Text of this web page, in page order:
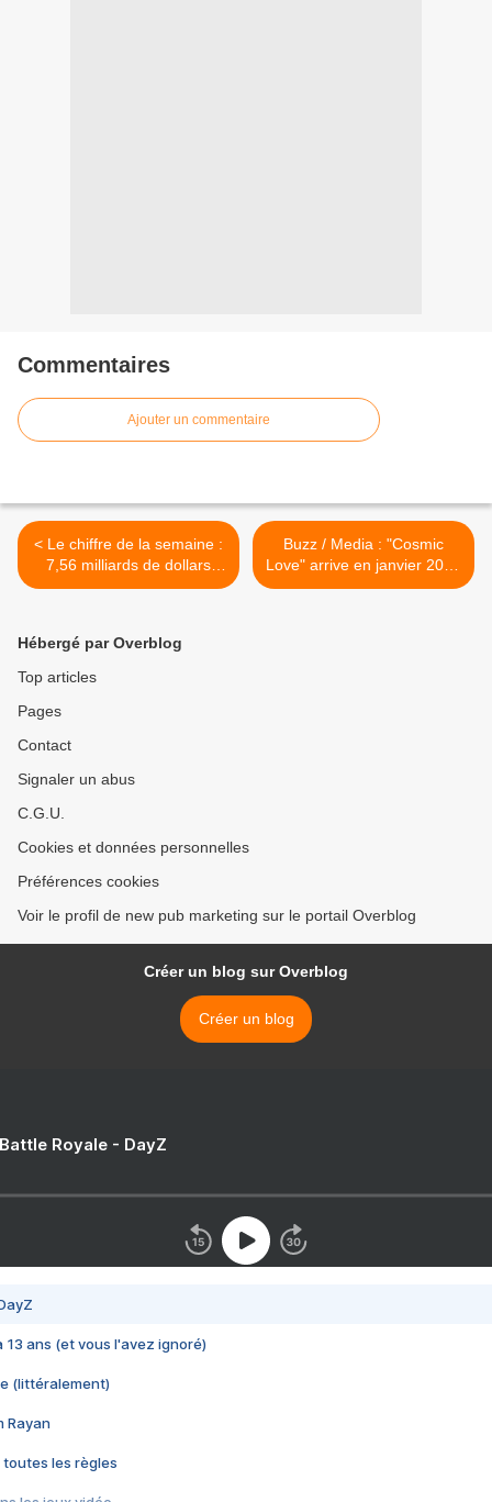
Commentaires
Ajouter un commentaire
< Le chiffre de la semaine :
7,56 milliards de dollars
pour une franchise NBA
Buzz / Media : "Cosmic
Love" arrive en janvier 2023
sur Amazon Prime Video >
Hébergé par Overblog
Top articles
Pages
Contact
Signaler un abus
C.G.U.
Cookies et données personnelles
Préférences cookies
Voir le profil de new pub marketing sur le portail Overblog
Créer un blog sur Overblog
Créer un blog
Royale - DayZ
13 ans (et vous l'avez ignoré)
(littéralement)
Rayan
toutes les règles